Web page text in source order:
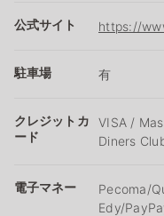
公式サイト https://
駐車場 有
クレジットカ
ード
VISA /
Diners
電子マネー
Pecoma/
Edy/